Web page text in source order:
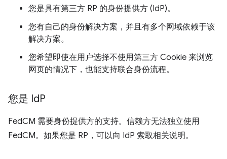
您是具有第三方 RP 的身份提供方 (IdP)。
您有自己的身份解决方案，并且有多个网域依赖于该
解决方案。
您希望即使在用户选择不使用第三方 Cookie 来浏览
网页的情况下，也能支持联合身份流程。
您是 IdP
FedCM 需要身份提供方的支持。信赖方无法独立使用
FedCM。如果您是 RP，可以向 IdP 索取相关说明。